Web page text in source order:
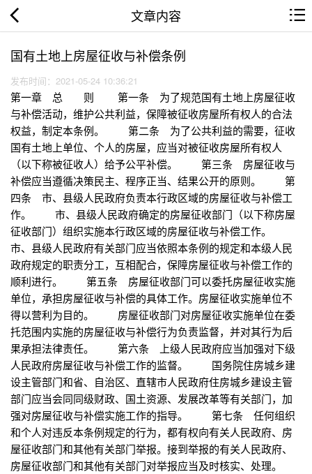
文章内容
国有土地上房屋征收与补偿条例
发布时间：2021-05-24 10:36:21
第一章 总 则 第一条 为了规范国有土地上房屋征收
与补偿活动，维护公共利益，保障被征收房屋所有权人的合法
权益，制定本条例。 第二条 为了公共利益的需要，征收
国有土地上单位、个人的房屋，应当对被征收房屋所有权人
（以下称被征收人）给予公平补偿。 第三条 房屋征收与
补偿应当遵循决策民主、程序正当、结果公开的原则。 第
四条 市、县级人民政府负责本行政区域的房屋征收与补偿工
作。 市、县级人民政府确定的房屋征收部门（以下称房屋
征收部门）组织实施本行政区域的房屋征收与补偿工作。
市、县级人民政府有关部门应当依照本条例的规定和本级人民
政府规定的职责分工，互相配合，保障房屋征收与补偿工作的
顺利进行。 第五条 房屋征收部门可以委托房屋征收实施
单位，承担房屋征收与补偿的具体工作。房屋征收实施单位不
得以营利为目的。 房屋征收部门对房屋征收实施单位在委
托范围内实施的房屋征收与补偿行为负责监督，并对其行为后
果承担法律责任。 第六条 上级人民政府应当加强对下级
人民政府房屋征收与补偿工作的监督。 国务院住房城乡建
设主管部门和省、自治区、直辖市人民政府住房城乡建设主管
部门应当会同同级财政、国土资源、发展改革等有关部门，加
强对房屋征收与补偿实施工作的指导。 第七条 任何组织
和个人对违反本条例规定的行为，都有权向有关人民政府、房
屋征收部门和其他有关部门举报。接到举报的有关人民政府、
房屋征收部门和其他有关部门对举报应当及时核实、处理。